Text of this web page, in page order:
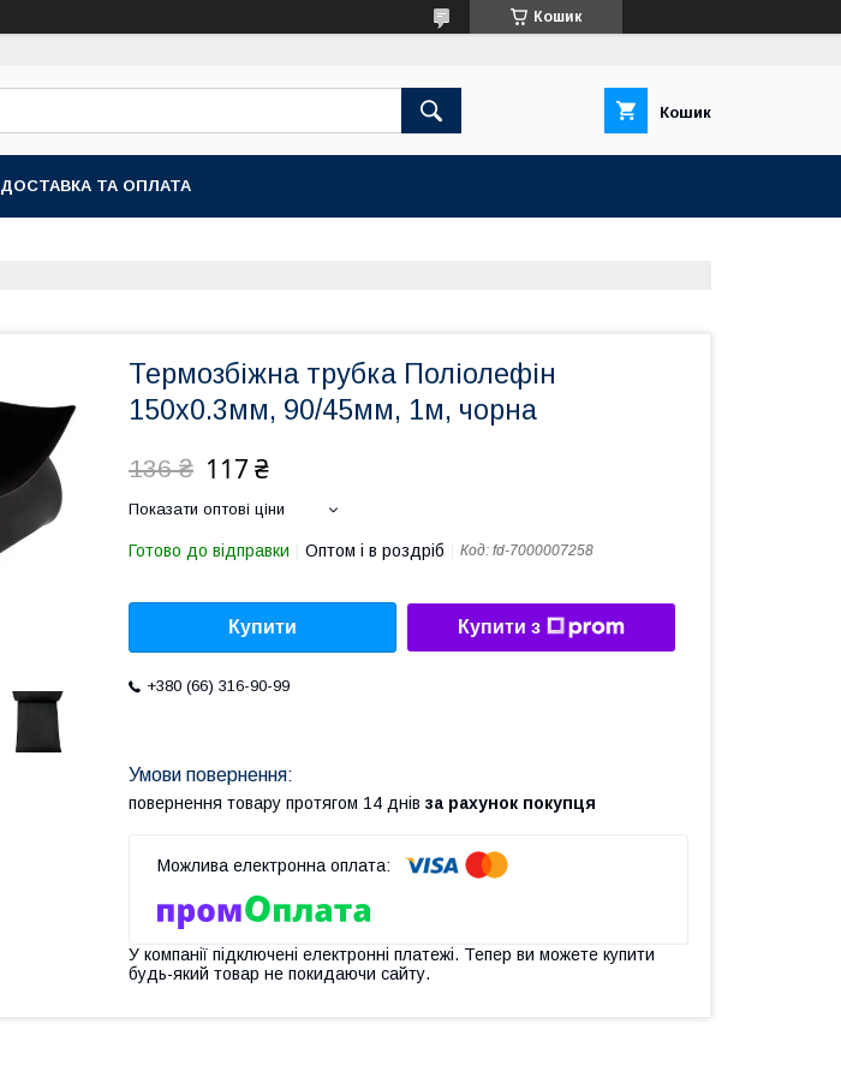
Кошик
Кошик
ДОСТАВКА ТА ОПЛАТА
Термозбіжна трубка Поліолефін
150x0.3мм, 90/45мм, 1м, чорна
136 ₴ 117 ₴
Показати оптові ціни
Готово до відправки Оптом і в роздріб Код: fd-7000007258
Купити Купити з
+380 (66) 316-90-99
повернення товару протягом 14 днів за рахунок покупця
У компанії підключені електронні платежі. Тепер ви можете купити
будь-який товар не покидаючи сайту.